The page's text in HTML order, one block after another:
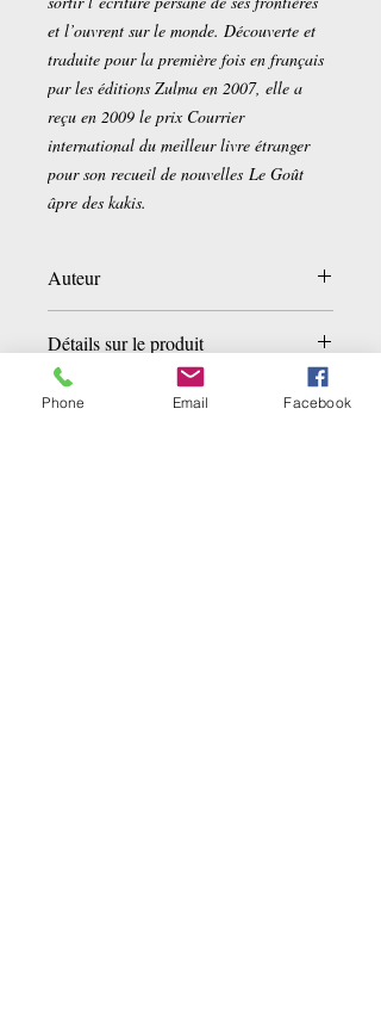
et l’ouvrent sur le monde. Découverte et
traduite pour la première fois en français
par les éditions Zulma en 2007, elle a
reçu en 2009 le prix Courrier
international du meilleur livre étranger
pour son recueil de nouvelles Le Goût
âpre des kakis.
Auteur
Détails sur le produit
Poche:
Editeur :
Le Livre de Poche (12 mai
Phone Email Facebook